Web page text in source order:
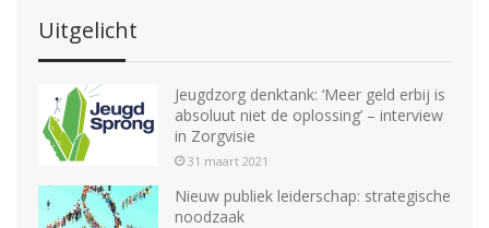
Uitgelicht
Jeugdzorg denktank: ‘Meer geld erbij is
absoluut niet de oplossing’ – interview
in Zorgvisie
31 maart 2021
Nieuw publiek leiderschap: strategische
noodzaak